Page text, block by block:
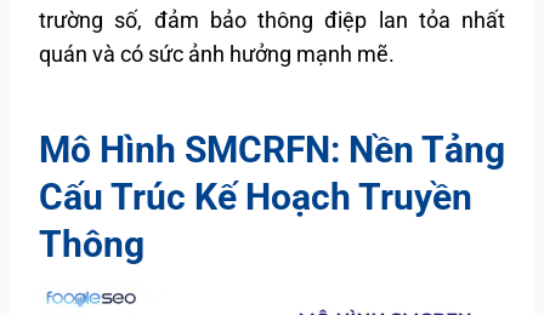
trường số, đảm bảo thông điệp lan tỏa nhất
quán và có sức ảnh hưởng mạnh mẽ.
Mô Hình SMCRFN: Nền Tảng
Cấu Trúc Kế Hoạch Truyền
Thông